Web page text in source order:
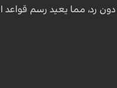
رد، مما يعيد رسم قواعد